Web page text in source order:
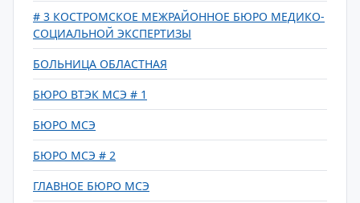
# 3 КОСТРОМСКОЕ МЕЖРАЙОННОЕ БЮРО МЕДИКО-
СОЦИАЛЬНОЙ ЭКСПЕРТИЗЫ
БОЛЬНИЦА ОБЛАСТНАЯ
БЮРО ВТЭК МСЭ # 1
БЮРО МСЭ
БЮРО МСЭ # 2
ГЛАВНОЕ БЮРО МСЭ